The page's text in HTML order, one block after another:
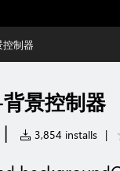
控制器
景控制器
| 3,854 installs |